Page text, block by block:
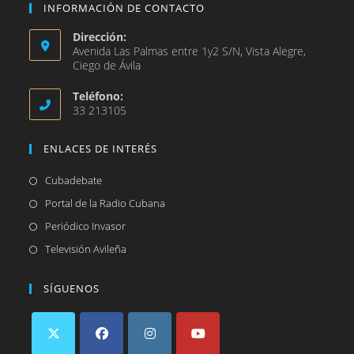
INFORMACIÓN DE CONTACTO
Dirección:
Avenida Las Palmas entre 1y2 S/N, Vista Alegre,
Ciego de Ávila
Teléfono:
33 213105
ENLACES DE INTERÉS
CubadebateSe
abre
nueva
Portal de la Radio Cubana
Periódico InvasorSe
abre
Televisión Avileña
nueva
SÍGUENOS